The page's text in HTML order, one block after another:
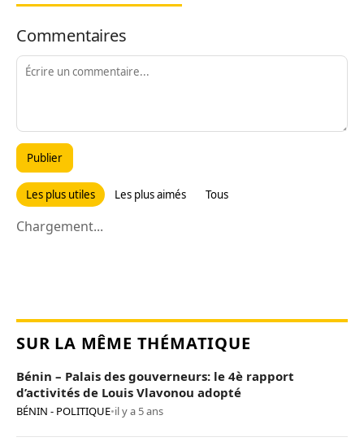
Commentaires
Publier
Les plus utiles Les plus aimés Tous
Chargement...
SUR LA MÊME THÉMATIQUE
Bénin – Palais des gouverneurs: le 4è rapport
d’activités de Louis Vlavonou adopté
BÉNIN - POLITIQUE•il y a 5 ans